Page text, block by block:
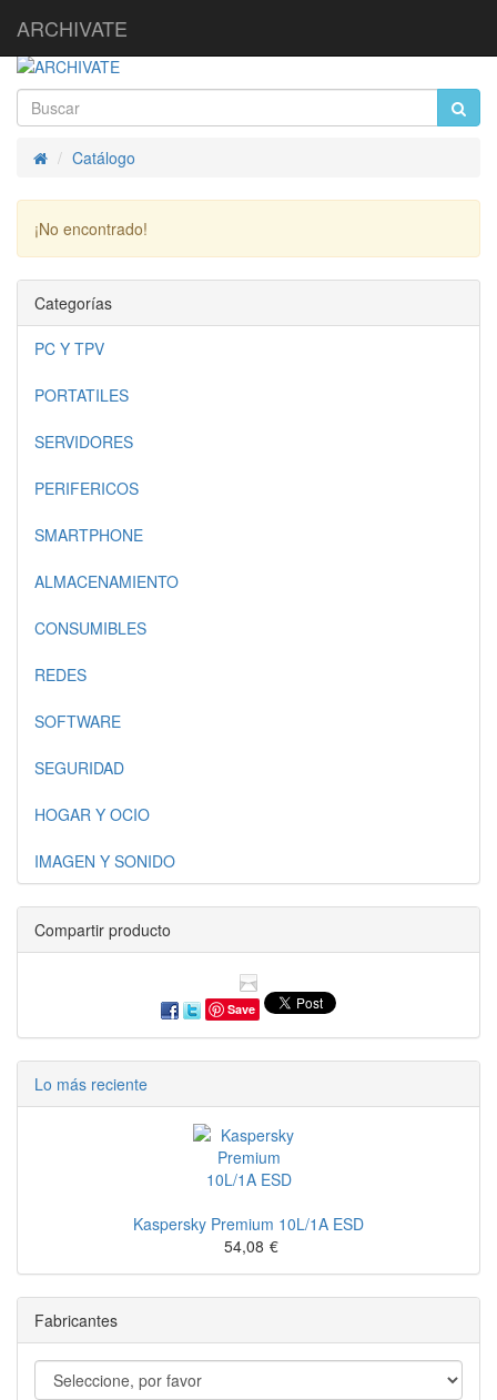
ARCHIVATE
InicioCatálogo
¡No encontrado!
Categorías
PC Y TPV
PORTATILES
SERVIDORES
PERIFERICOS
SMARTPHONE
ALMACENAMIENTO
CONSUMIBLES
REDES
SOFTWARE
SEGURIDAD
HOGAR Y OCIO
IMAGEN Y SONIDO
Compartir producto
Save
Lo más reciente
Kaspersky Premium 10L/1A ESD
54,08 €
Fabricantes